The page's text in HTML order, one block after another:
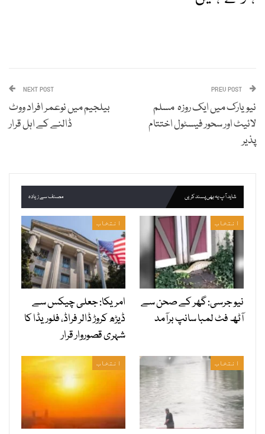
نیویارک میں ایک روزہ مسلم
لائیٹ اور سحور فیسٹول اختتام
پذیر
NEXT POST
بیلجیم میں نوعمر افراد ووٹ
ڈالنے کے اہل قرار
شاید آپ یہ بھی پسند کریں مصنف سے زیادہ
انتخاب
نیو جرسی: گھر کے صحن سے
آٹھ فٹ لمبا سانپ برآمد
انتخاب
امریکا: جعلی چیکس سے
ڈیڑھ کروڑ ڈالر فراڈ، فلوریڈا کا
شہری قصوروار قرار
انتخاب انتخاب